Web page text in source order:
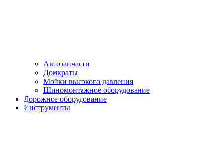
Автозапчасти
Домкраты
Мойки высокого давления
Шиномонтажное оборудование
Дорожное оборудование
Инструменты